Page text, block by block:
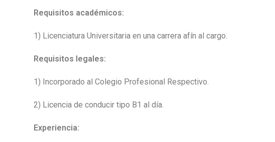
Requisitos académicos:
1) Licenciatura Universitaria en una carrera afín al cargo.
Requisitos legales:
1) Incorporado al Colegio Profesional Respectivo.
2) Licencia de conducir tipo B1 al día.
Experiencia: